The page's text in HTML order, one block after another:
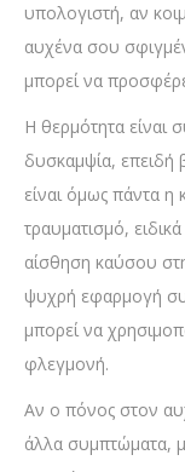
υπολογιστή, αν
αυχένα σου
μπορεί να
Η θερμότητα είναι
δυσκαμψία,
είναι όμως πάντα
τραυματισμό,
αίσθηση καύσου
ψυχρή εφαρμογή
μπορεί να
φλεγμονή.
Αν ο πόνος στον
άλλα συμπτώματα,